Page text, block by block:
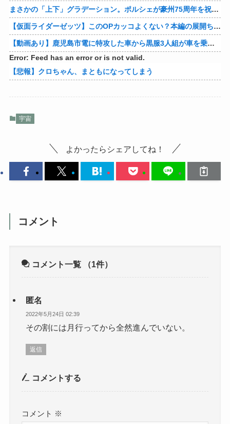
まさかの「上下」グラデーション。ポルシェが豪州75周年を祝う特別モデル「911 Turbo S Land Down Under」を発表、1951年の「見果てぬ夢」が内外装に再現
【仮面ライダーゼッツ】このOPカッコよくない？本編の展開ちゃんと反映してて完成度高いし
【動画あり】鹿児島市電に特攻した車から黒服3人組が車を乗り捨てて逃走
Error: Feed has an error or is not valid.
【悲報】クロちゃん、まともになってしまう
宇宙
よかったらシェアしてね！
コメント
コメント一覧 （1件）
匿名
2022年5月24日 02:39
その割には月行ってから全然進んでいない。
返信
コメントする
コメント ※